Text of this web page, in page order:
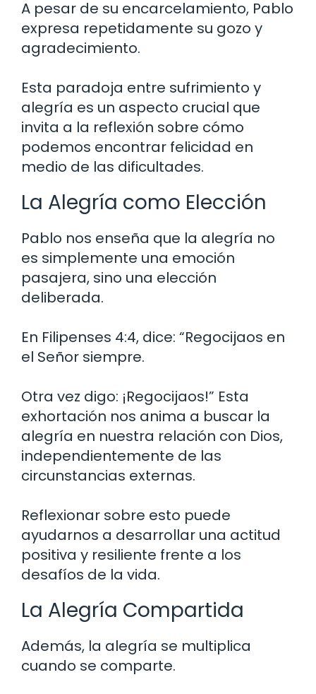
A pesar de su encarcelamiento, Pablo
expresa repetidamente su gozo y
agradecimiento.
Esta paradoja entre sufrimiento y
alegría es un aspecto crucial que
invita a la reflexión sobre cómo
podemos encontrar felicidad en
medio de las dificultades.
La Alegría como Elección
Pablo nos enseña que la alegría no
es simplemente una emoción
pasajera, sino una elección
deliberada.
En Filipenses 4:4, dice: “Regocijaos en
el Señor siempre.
Otra vez digo: ¡Regocijaos!” Esta
exhortación nos anima a buscar la
alegría en nuestra relación con Dios,
independientemente de las
circunstancias externas.
Reflexionar sobre esto puede
ayudarnos a desarrollar una actitud
positiva y resiliente frente a los
desafíos de la vida.
La Alegría Compartida
Además, la alegría se multiplica
cuando se comparte.